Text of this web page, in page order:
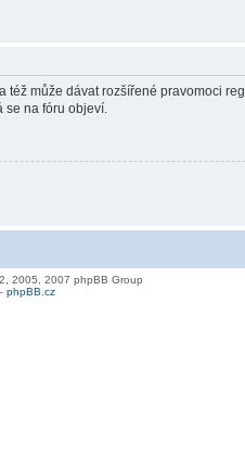
může dávat rozšířené pravomoci
na fóru objeví.
2005, 2007 phpBB Group
phpBB.cz